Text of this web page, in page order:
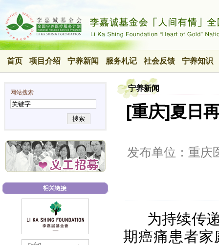
首页 项目介绍 宁养新闻 服务札记 社会反馈 宁养知识
网站搜索
搜索
宁养新闻
[重庆]夏日
发布单位：重庆
为持续传
期癌痛患者